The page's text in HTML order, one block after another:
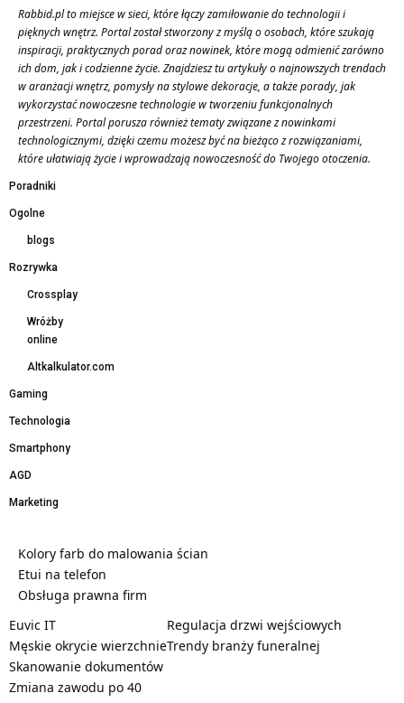
Rabbid.pl to miejsce w sieci, które łączy zamiłowanie do technologii i
pięknych wnętrz. Portal został stworzony z myślą o osobach, które szukają
inspiracji, praktycznych porad oraz nowinek, które mogą odmienić zarówno
ich dom, jak i codzienne życie. Znajdziesz tu artykuły o najnowszych trendach
w aranżacji wnętrz, pomysły na stylowe dekoracje, a także porady, jak
wykorzystać nowoczesne technologie w tworzeniu funkcjonalnych
przestrzeni. Portal porusza również tematy związane z nowinkami
technologicznymi, dzięki czemu możesz być na bieżąco z rozwiązaniami,
które ułatwiają życie i wprowadzają nowoczesność do Twojego otoczenia.
Poradniki
Ogolne
blogs
Rozrywka
Crossplay
Wróżby
online
Altkalkulator.com
Gaming
Technologia
Smartphony
AGD
Marketing
Kolory farb do malowania ścian
Etui na telefon
Obsługa prawna firm
Euvic IT
Męskie okrycie wierzchnie
Skanowanie dokumentów
Regulacja drzwi wejściowych
Trendy branży funeralnej
Zmiana zawodu po 40